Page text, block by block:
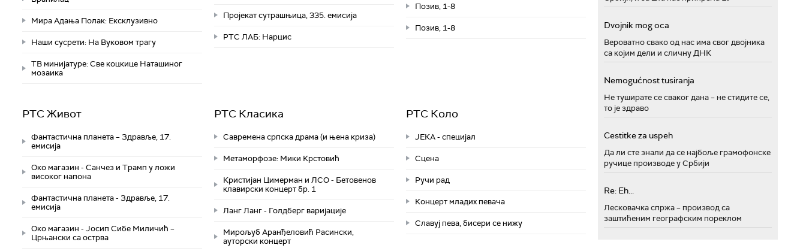
Мира Адања Полак: Ексклузивно
Наши сусрети: На Вуковом трагу
ТВ минијатуре: Све коцкице Наташиног
мозаика
Пројекат сутрашњица, 335. емисија
РТС ЛАБ: Нарцис
Позив, 1-8
Позив, 1-8
РТС Живот
Фантастична планета – Здравље, 17.
емисија
Око магазин - Санчез и Трамп у ложи
високог напона
Фантастична планета - Здравље, 17.
емисија
Око магазин - Јосип Сибе Миличић –
Црњански са острва
РТС Класика
Савремена српска драма (и њена криза)
Метаморфозе: Мики Крстовић
Кристијан Цимерман и ЛСО - Бетовенов
клавирски концерт бр. 1
Ланг Ланг - Голдберг варијације
Мирољуб Аранђеловић Расински,
ауторски концерт
РТС Коло
ЈЕКА - специјал
Сцена
Ручи рад
Концерт младих певача
Славуј пева, бисери се нижу
Dvojnik mog oca
Вероватно свако од нас има свог двојника
са којим дели и сличну ДНК
Nemogućnost tusiranja
Не туширате се сваког дана – не стидите се,
то је здраво
Cestitke za uspeh
Да ли сте знали да се најбоље грамофонске
ручице производе у Србији
Re: Eh...
Лесковачка спржа – производ са
заштићеним географским пореклом